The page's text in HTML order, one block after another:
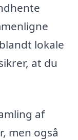
lokale
at du
af
men også